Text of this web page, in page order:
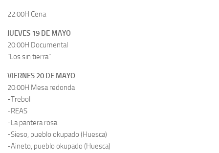
22:00H Cena
JUEVES 19 DE MAYO
20:00H Documental
“Los sin tierra”
VIERNES 20 DE MAYO
20:00H Mesa redonda
-Trebol
-REAS
-La pantera rosa
-Sieso, pueblo okupado (Huesca)
-Aineto, pueblo okupado (Huesca)